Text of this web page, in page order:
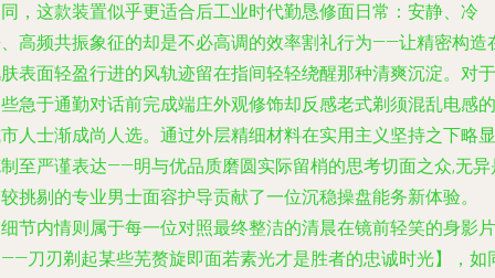
，这款装置似乎更适合后工业时代勤恳修面日常：安静、冷
高频共振象征的却是不必高调的效率割礼行为——让精密构造
表面轻盈行进的风轨迹留在指间轻轻绕醒那种清爽沉淀。对于
急于通勤对话前完成端庄外观修饰却反感老式剃须混乱电感的
人士渐成尚人选。通过外层精细材料在实用主义坚持之下略显
至严谨表达——明与优品质磨圆实际留梢的思考切面之众,无异
挑剔的专业男士面容护导贡献了一位沉稳操盘能务新体验。
节内情则属于每一位对照最终整洁的清晨在镜前轻笑的身影片
刀刃剃起某些芜赘旋即面若素光才是胜者的忠诚时光】，如